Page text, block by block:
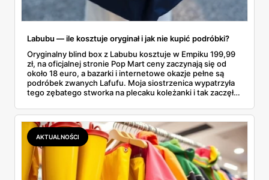
Labubu — ile kosztuje oryginał i jak nie kupić podróbki?
Oryginalny blind box z Labubu kosztuje w Empiku 199,99
zł, na oficjalnej stronie Pop Mart ceny zaczynają się od
około 18 euro, a bazarki i internetowe okazje pełne są
podróbek zwanych Lafufu. Moja siostrzenica wypatrzyła
tego zębatego stworka na plecaku koleżanki i tak zaczęło
kosztuje i po czym poznać, że sprzedawca nie wciska nam
podróbki. Spisałam wszystko, czego się dowiedziałam —
łącznie z jedną wpadką, o której za chwilę.
AKTUALNOŚCI